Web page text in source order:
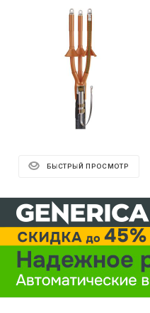
БЫСТРЫЙ ПРОСМОТР